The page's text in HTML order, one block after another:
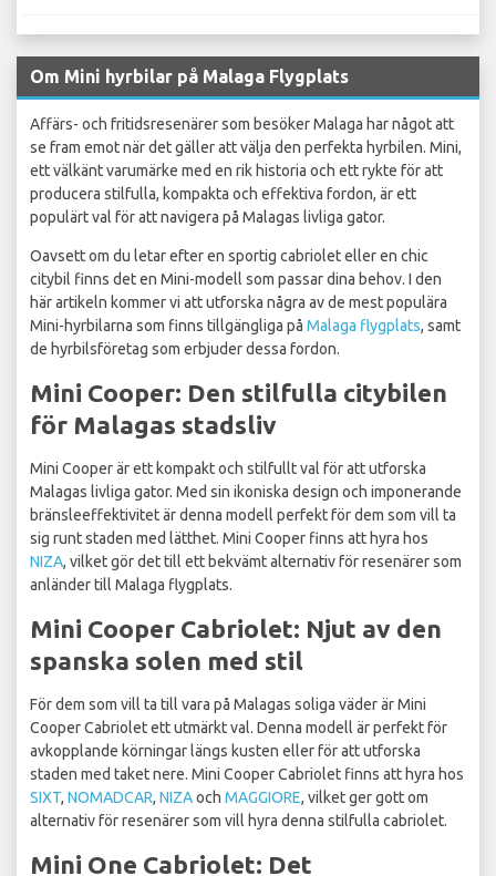
Om Mini hyrbilar på Malaga Flygplats
Affärs- och fritidsresenärer som besöker Malaga har något att
se fram emot när det gäller att välja den perfekta hyrbilen. Mini,
ett välkänt varumärke med en rik historia och ett rykte för att
producera stilfulla, kompakta och effektiva fordon, är ett
populärt val för att navigera på Malagas livliga gator.
Oavsett om du letar efter en sportig cabriolet eller en chic
citybil finns det en Mini-modell som passar dina behov. I den
här artikeln kommer vi att utforska några av de mest populära
Mini-hyrbilarna som finns tillgängliga på Malaga flygplats, samt
de hyrbilsföretag som erbjuder dessa fordon.
Mini Cooper: Den stilfulla citybilen
för Malagas stadsliv
Mini Cooper är ett kompakt och stilfullt val för att utforska
Malagas livliga gator. Med sin ikoniska design och imponerande
bränsleeffektivitet är denna modell perfekt för dem som vill ta
sig runt staden med lätthet. Mini Cooper finns att hyra hos
NIZA, vilket gör det till ett bekvämt alternativ för resenärer som
anländer till Malaga flygplats.
Mini Cooper Cabriolet: Njut av den
spanska solen med stil
För dem som vill ta till vara på Malagas soliga väder är Mini
Cooper Cabriolet ett utmärkt val. Denna modell är perfekt för
avkopplande körningar längs kusten eller för att utforska
staden med taket nere. Mini Cooper Cabriolet finns att hyra hos
SIXT, NOMADCAR, NIZAoch MAGGIORE, vilket ger gott om
alternativ för resenärer som vill hyra denna stilfulla cabriolet.
Mini One Cabriolet: Det